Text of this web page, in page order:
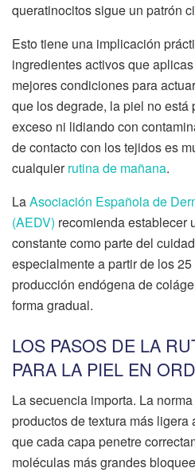
queratinocitos sigue un patrón
Esto tiene una implicación
ingredientes activos que
mejores condiciones para
que los degrade, la piel no está
exceso ni lidiando con
de contacto con los tejidos es
cualquierrutina de mañana.
LaAsociación Española de
(AEDV) recomienda establecer
constante como parte del
especialmente a partir de los
producción endógena de
forma gradual.
LOS PASOS DE LA
PARA LA PIEL EN
La secuencia importa. La
productos de textura más ligera
que cada capa penetre
moléculas más grandes